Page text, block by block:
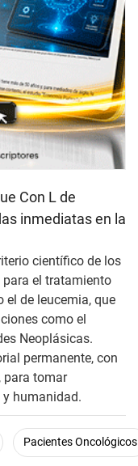
Con L de
inmediatas en la
científico de los
el tratamiento
el de leucemia, que
como el
Neoplásicas.
permanente, con
para tomar
humanidad.
Pacientes Oncológicos